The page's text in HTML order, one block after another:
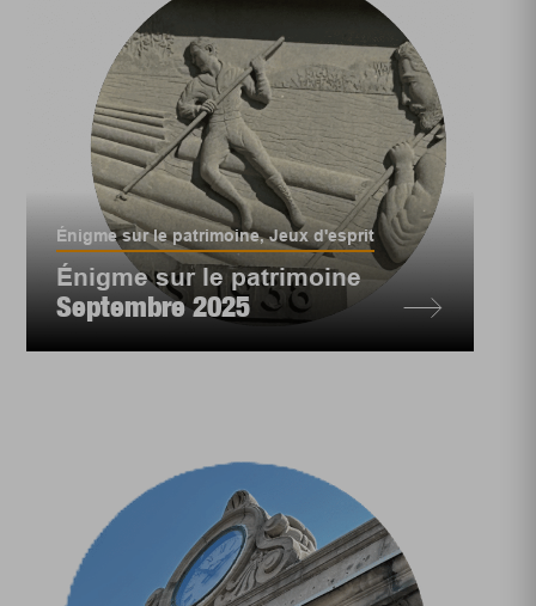
Énigme sur le patrimoine,Jeux d'esprit
Énigme sur le patrimoine
Septembre 2025